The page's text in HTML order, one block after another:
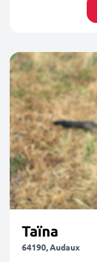
Taïna
64190, Audaux